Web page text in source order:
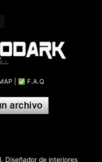
F.A.Q
Diseñador de interiores